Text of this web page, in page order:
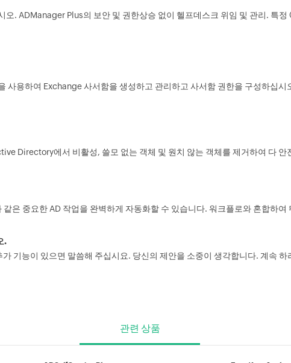
오. ADManager Plus의 보안 및 권한상승 없이 헬프데스크 위임 및 관리. 특
사용하여 Exchange 사서함을 생성하고 관리하고 사서함 권한을 구성하십시
Directory에서 비활성, 쓸모 없는 객체 및 원치 않는 객체를 제거하여 다 안
은 중요한 AD 작업을 완벽하게 자동화할 수 있습니다. 워크플로와 혼합하
.
기능이 있으면 말씀해 주십시요. 당신의 제안을 소중이 생각합니다. 계속
관련 상품